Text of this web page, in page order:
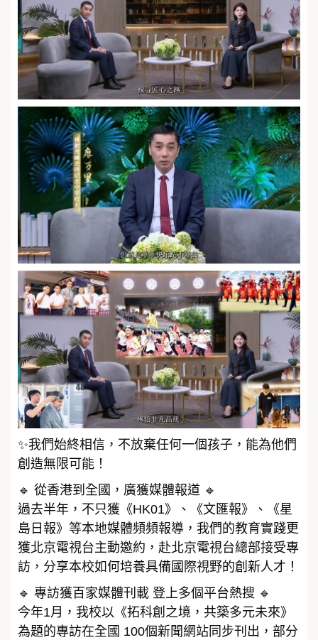
✨我們始終相信，不放棄任何一個孩子，能為他們
創造無限可能！
🔹 從香港到全國，廣獲媒體報道 🔹
過去半年，不只獲《HK01》、《文匯報》、《星
島日報》等本地媒體頻頻報導，我們的教育實踐更
獲北京電視台主動邀約，赴北京電視台總部接受專
訪，分享本校如何培養具備國際視野的創新人才！
🔹 專訪獲百家媒體刊載 登上多個平台熱搜 🔹
今年1月，我校以《拓科創之境，共築多元未來》
為題的專訪在全國 100個新聞網站同步刊出，部分